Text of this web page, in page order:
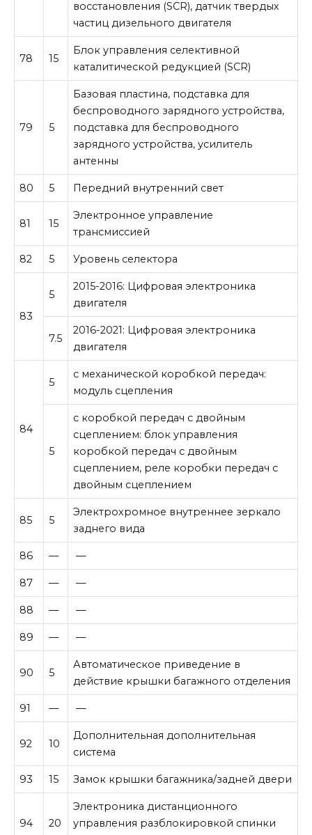
восстановления (SCR), датчик твердых
частиц дизельного двигателя
78 15
Блок управления селективной
каталитической редукцией (SCR)
79 5
Базовая пластина, подставка для
беспроводного зарядного устройства,
подставка для беспроводного
зарядного устройства, усилитель
антенны
80 5 Передний внутренний свет
81 15
Электронное управление
трансмиссией
82 5 Уровень селектора
83
5
2015-2016: Цифровая электроника
двигателя
7.5
2016-2021: Цифровая электроника
двигателя
84
5
с механической коробкой передач:
модуль сцепления
5
с коробкой передач с двойным
сцеплением: блок управления
коробкой передач с двойным
сцеплением, реле коробки передач с
двойным сцеплением
85 5
Электрохромное внутреннее зеркало
заднего вида
86 — —
87 — —
88 — —
89 — —
90 5
Автоматическое приведение в
действие крышки багажного отделения
91 — —
92 10
Дополнительная дополнительная
система
93 15 Замок крышки багажника/задней двери
94 20
Электроника дистанционного
управления разблокировкой спинки